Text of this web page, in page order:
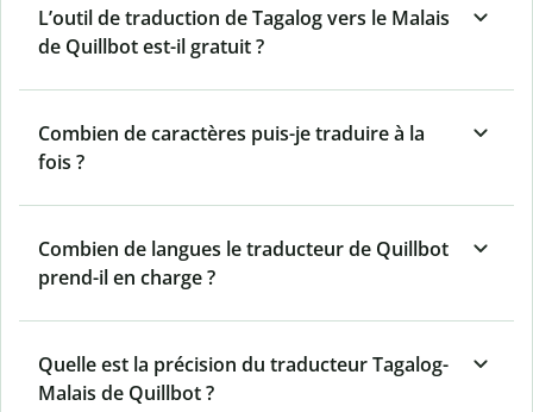
L’outil de traduction de Tagalog vers le Malais
de Quillbot est-il gratuit ?
Combien de caractères puis-je traduire à la
fois ?
Combien de langues le traducteur de Quillbot
prend-il en charge ?
Quelle est la précision du traducteur Tagalog-
Malais de Quillbot ?